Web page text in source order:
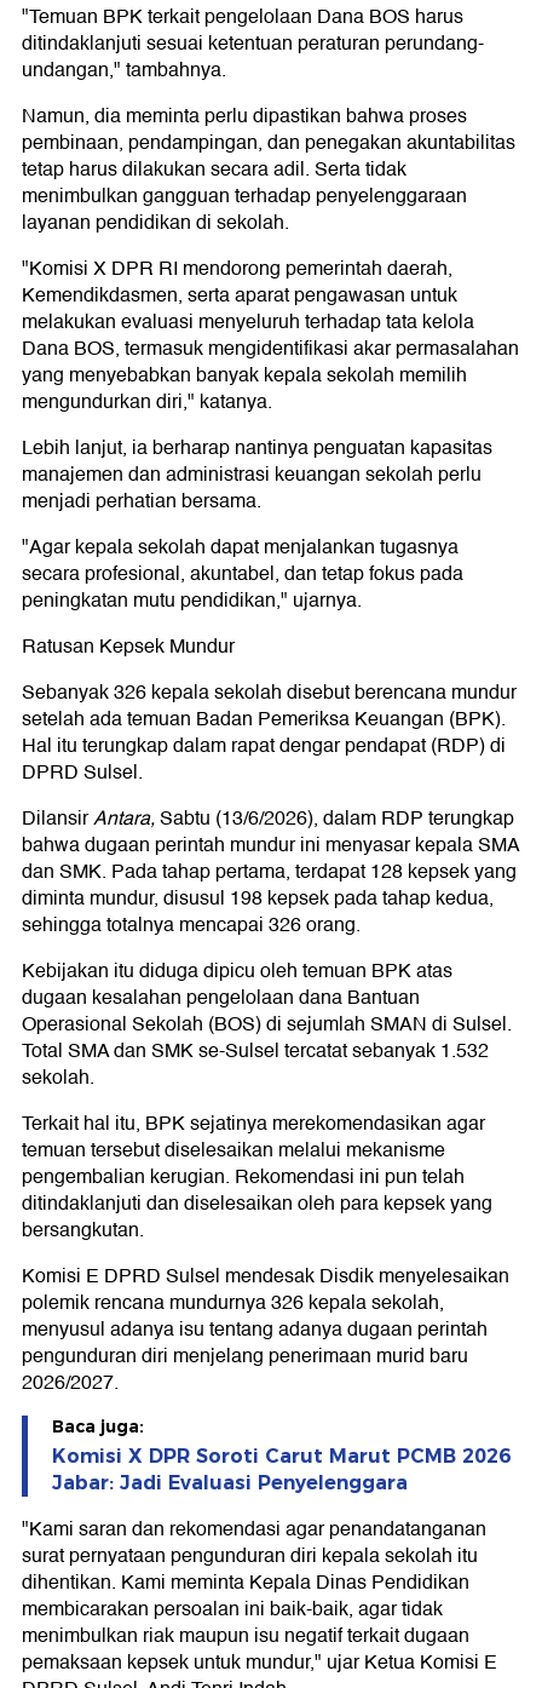
"Temuan BPK terkait pengelolaan Dana BOS harus
ditindaklanjuti sesuai ketentuan peraturan perundang-
undangan," tambahnya.
Namun, dia meminta perlu dipastikan bahwa proses
pembinaan, pendampingan, dan penegakan akuntabilitas
tetap harus dilakukan secara adil. Serta tidak
menimbulkan gangguan terhadap penyelenggaraan
layanan pendidikan di sekolah.
"Komisi X DPR RI mendorong pemerintah daerah,
Kemendikdasmen, serta aparat pengawasan untuk
melakukan evaluasi menyeluruh terhadap tata kelola
Dana BOS, termasuk mengidentifikasi akar permasalahan
yang menyebabkan banyak kepala sekolah memilih
mengundurkan diri," katanya.
Lebih lanjut, ia berharap nantinya penguatan kapasitas
manajemen dan administrasi keuangan sekolah perlu
menjadi perhatian bersama.
"Agar kepala sekolah dapat menjalankan tugasnya
secara profesional, akuntabel, dan tetap fokus pada
peningkatan mutu pendidikan," ujarnya.
Ratusan Kepsek Mundur
Sebanyak 326 kepala sekolah disebut berencana mundur
setelah ada temuan Badan Pemeriksa Keuangan (BPK).
Hal itu terungkap dalam rapat dengar pendapat (RDP) di
DPRD Sulsel.
DilansirAntara,Sabtu (13/6/2026), dalam RDP terungkap
bahwa dugaan perintah mundur ini menyasar kepala SMA
dan SMK. Pada tahap pertama, terdapat 128 kepsek yang
diminta mundur, disusul 198 kepsek pada tahap kedua,
sehingga totalnya mencapai 326 orang.
Kebijakan itu diduga dipicu oleh temuan BPK atas
dugaan kesalahan pengelolaan dana Bantuan
Operasional Sekolah (BOS) di sejumlah SMAN di Sulsel.
Total SMA dan SMK se-Sulsel tercatat sebanyak 1.532
sekolah.
Terkait hal itu, BPK sejatinya merekomendasikan agar
temuan tersebut diselesaikan melalui mekanisme
pengembalian kerugian. Rekomendasi ini pun telah
ditindaklanjuti dan diselesaikan oleh para kepsek yang
bersangkutan.
Komisi E DPRD Sulsel mendesak Disdik menyelesaikan
polemik rencana mundurnya 326 kepala sekolah,
menyusul adanya isu tentang adanya dugaan perintah
pengunduran diri menjelang penerimaan murid baru
2026/2027.
Baca juga:
Komisi X DPR Soroti Carut Marut PCMB 2026
Jabar: Jadi Evaluasi Penyelenggara
"Kami saran dan rekomendasi agar penandatanganan
surat pernyataan pengunduran diri kepala sekolah itu
dihentikan. Kami meminta Kepala Dinas Pendidikan
membicarakan persoalan ini baik-baik, agar tidak
menimbulkan riak maupun isu negatif terkait dugaan
pemaksaan kepsek untuk mundur," ujar Ketua Komisi E